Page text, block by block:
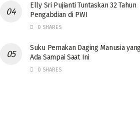
Elly Sri Pujianti Tuntaskan 32 Tahun
Pengabdian di PWI
0 SHARES
‎Suku Pemakan Daging Manusia
Ada Sampai Saat Ini
0 SHARES